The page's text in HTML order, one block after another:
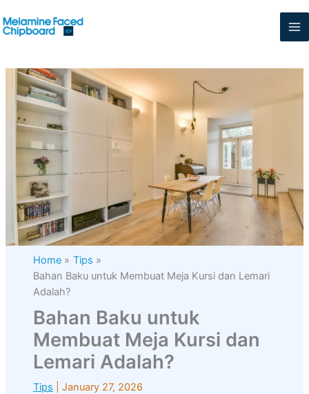
to
content
Home
Tips
Bahan Baku untuk Membuat Meja Kursi dan Lemari
Adalah?
Bahan Baku untuk
Membuat Meja Kursi dan
Lemari Adalah?
Tips January 27, 2026